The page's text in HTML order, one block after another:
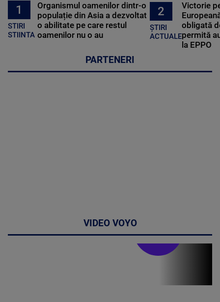
1
STIRI
STIINTA
Organismul oamenilor dintr-o
populație din Asia a dezvoltat
o abilitate pe care restul
oamenilor nu o au
2
ȘTIRI
ACTUALE
Victorie
obligată
permită
la EPPO
PARTENERI
VIDEO VOYO